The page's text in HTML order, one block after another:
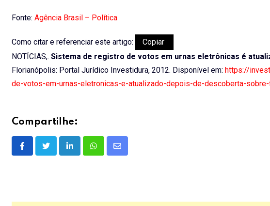
Fonte: Agência Brasil – Política
Como citar e referenciar este artigo:
Copiar
NOTÍCIAS,. Sistema de registro de votos em urnas eletrônicas é
Florianópolis: Portal Jurídico Investidura, 2012. Disponível em: https://
de-votos-em-urnas-eletronicas-e-atualizado-depois-de-descoberta-
Compartilhe:
LinkedInWhatsappShare